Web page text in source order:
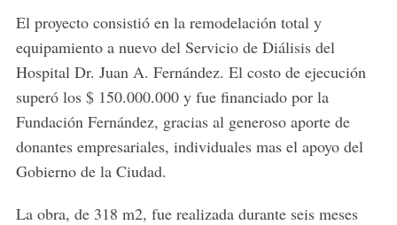
El proyecto consistió en la remodelación total y
equipamiento a nuevo del Servicio de Diálisis del
Hospital Dr. Juan A. Fernández. El costo de ejecución
superó los $ 150.000.000 y fue financiado por la
Fundación Fernández, gracias al generoso aporte de
donantes empresariales, individuales mas el apoyo del
Gobierno de la Ciudad.
La obra, de 318 m2, fue realizada durante seis meses